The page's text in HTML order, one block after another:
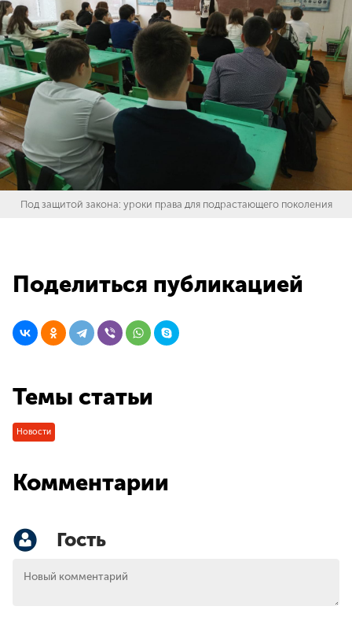
Под защитой закона: уроки права для подрастающего поколения
Поделиться публикацией
Темы статьи
Новости
Комментарии
Гость